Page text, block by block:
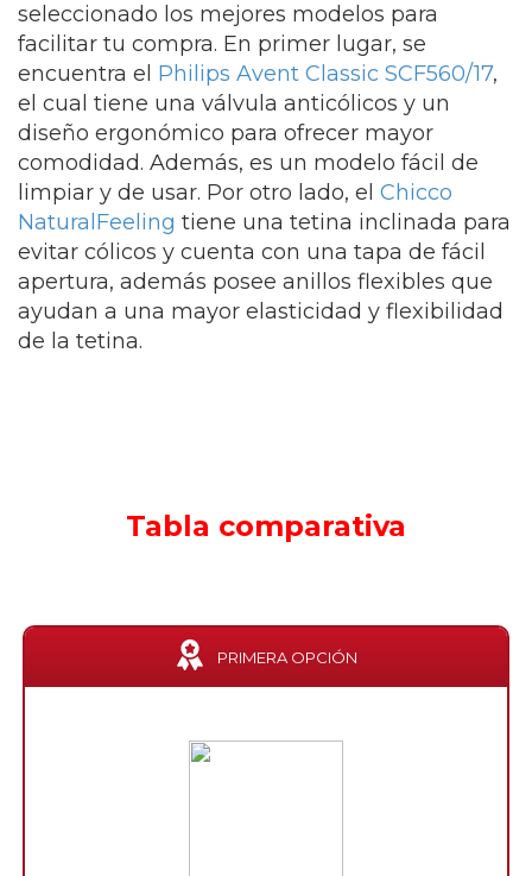
seleccionado los mejores modelos para
facilitar tu compra. En primer lugar, se
encuentra el Philips Avent Classic SCF560/17,
el cual tiene una válvula anticólicos y un
diseño ergonómico para ofrecer mayor
comodidad. Además, es un modelo fácil de
limpiar y de usar. Por otro lado, el Chicco
NaturalFeeling tiene una tetina inclinada para
evitar cólicos y cuenta con una tapa de fácil
apertura, además posee anillos flexibles que
ayudan a una mayor elasticidad y flexibilidad
de la tetina.
Tabla comparativa
PRIMERA OPCIÓN